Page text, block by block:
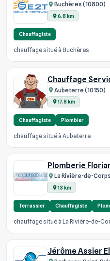
Buchères (10800)
6.8 km
Chauffagiste
chauffage situé à Buchères
Chauffage
Aubeterre (10150)
17.8 km
Chauffagiste Plombier
chauffage situé à Aubeterre
Plomberie
La Rivière-de-
13 km
Terrassier Chauffagiste
chauffage situé à La Rivière-de-
Jérôme Assier